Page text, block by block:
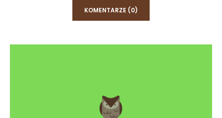
KOMENTARZE (0)